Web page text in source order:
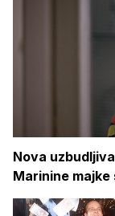
Nova
Marinine